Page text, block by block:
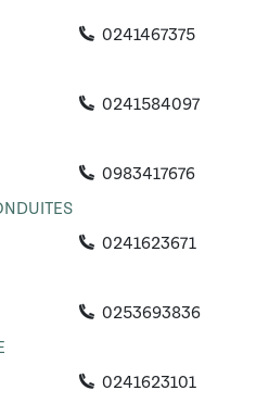
0241467375
0241584097
0983417676
0241623671
0253693836
0241623101